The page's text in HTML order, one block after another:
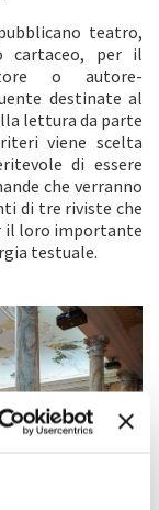
teatro,
cartaceo, per il
o autore-
destinate al
lettura da parte
viene scelta
di essere
che verranno
di tre riviste che
il loro importante
testuale.